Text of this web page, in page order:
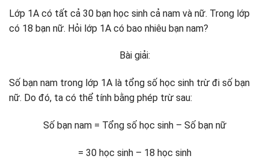
Lớp 1A có tất cả 30 bạn học sinh cả nam và nữ. Trong lớp
có 18 bạn nữ. Hỏi lớp 1A có bao nhiêu bạn nam?
Bài giải:
Số bạn nam trong lớp 1A là tổng số học sinh trừ đi số bạn
nữ. Do đó, ta có thể tính bằng phép trừ sau:
Số bạn nam = Tổng số học sinh – Số bạn nữ
= 30 học sinh – 18 học sinh